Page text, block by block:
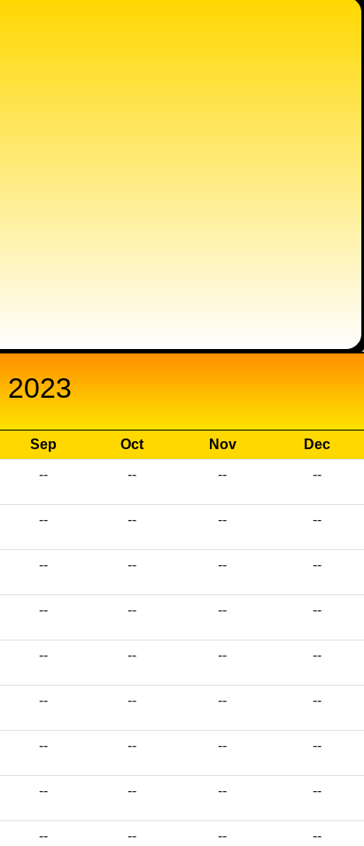
2023
Sep Oct Nov
Dec
-- -- -- --
-- -- -- --
-- -- -- --
-- -- -- --
-- -- -- --
-- -- -- --
-- -- -- --
-- -- -- --
-- -- -- --